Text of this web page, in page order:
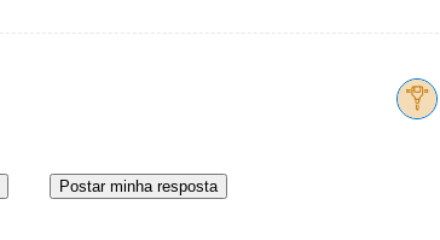
Postar minha resposta